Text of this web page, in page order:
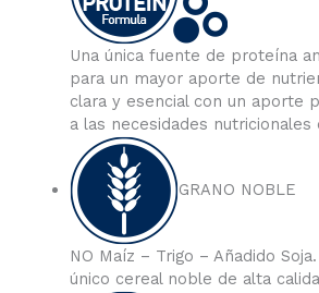
Una única fuente de proteína
para un mayor aporte de
clara y esencial con un aporte
a las necesidades nutricionales
GRANO NOBLE
NO Maíz – Trigo – Añadido
único cereal noble de alta